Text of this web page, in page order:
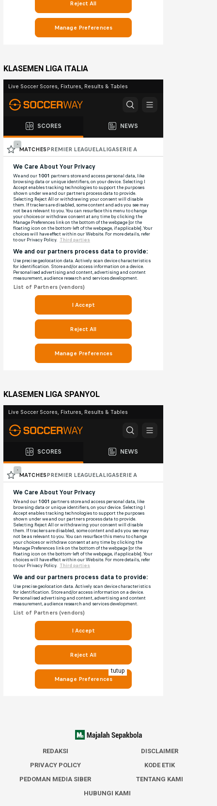
KLASEMEN LIGA ITALIA
KLASEMEN LIGA SPANYOL
REDAKSI
DISCLAIMER
PRIVACY POLICY
KODE ETIK
PEDOMAN MEDIA SIBER
TENTANG KAMI
HUBUNGI KAMI
tutup